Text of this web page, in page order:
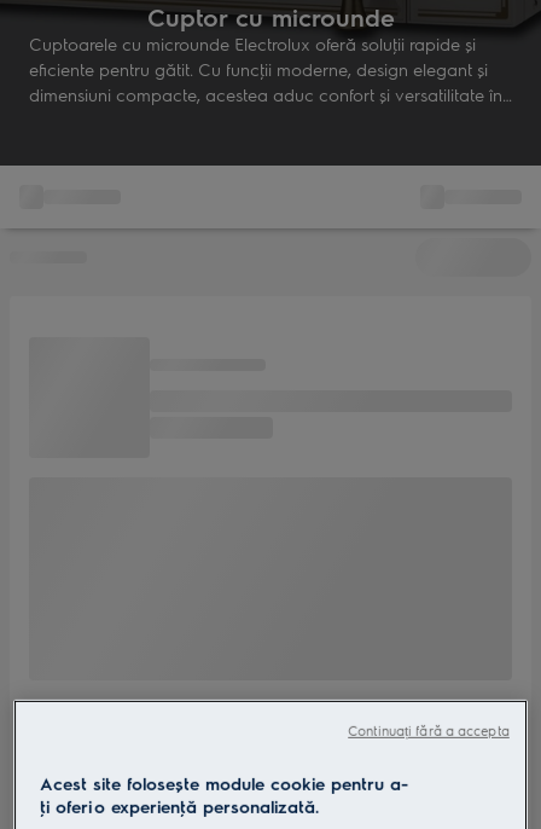
Cuptor cu microunde
Cuptoarele cu microunde Electrolux oferă soluţii rapide şi
eficiente pentru gătit. Cu funcţii moderne, design elegant şi
dimensiuni compacte, acestea aduc confort şi versatilitate în
Acest site folosește module cookie pentru a-
ţi oferi o experienţă personalizată.
Continuați fără a accepta